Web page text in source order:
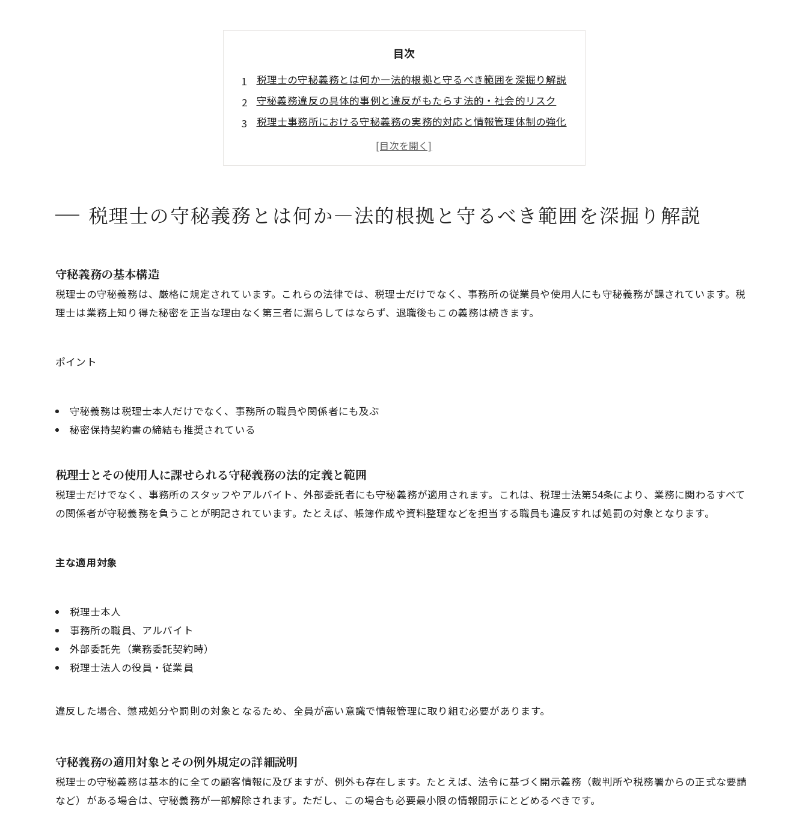
目次
税理士の守秘義務とは何か―法的根拠と守るべき範囲を深掘り解説
守秘義務違反の具体的事例と違反がもたらす法的・社会的リスク
税理士事務所における守秘義務の実務的対応と情報管理体制の強化
税務調査・税務署・警察対応における守秘義務の実態と対応策
守秘義務違反が疑われる際の相談先・通報窓口と対処フロー
税理士の守秘義務とは何か―法的根拠と守るべき範囲を深掘り解説
守秘義務の基本構造
税理士の守秘義務は、厳格に規定されています。これらの法律では、税理士だけでなく、事務所の従業員や使用人にも守秘義務が課されています。税
理士は業務上知り得た秘密を正当な理由なく第三者に漏らしてはならず、退職後もこの義務は続きます。
ポイント
守秘義務は税理士本人だけでなく、事務所の職員や関係者にも及ぶ
秘密保持契約書の締結も推奨されている
税理士とその使用人に課せられる守秘義務の法的定義と範囲
税理士だけでなく、事務所のスタッフやアルバイト、外部委託者にも守秘義務が適用されます。これは、税理士法第54条により、業務に関わるすべて
の関係者が守秘義務を負うことが明記されています。たとえば、帳簿作成や資料整理などを担当する職員も違反すれば処罰の対象となります。
主な適用対象
税理士本人
事務所の職員、アルバイト
外部委託先（業務委託契約時）
税理士法人の役員・従業員
違反した場合、懲戒処分や罰則の対象となるため、全員が高い意識で情報管理に取り組む必要があります。
守秘義務の適用対象とその例外規定の詳細説明
税理士の守秘義務は基本的に全ての顧客情報に及びますが、例外も存在します。たとえば、法令に基づく開示義務（裁判所や税務署からの正式な要請
など）がある場合は、守秘義務が一部解除されます。ただし、この場合も必要最小限の情報開示にとどめるべきです。